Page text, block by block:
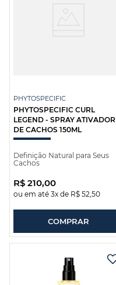
PHYTOSPECIFIC
PHYTOSPECIFIC CURL
LEGEND - SPRAY ATIVADOR
DE CACHOS 150ML
Definição Natural para Seus
Cachos
R$ 210,00
ou em até 3x de R$ 52,50
COMPRAR